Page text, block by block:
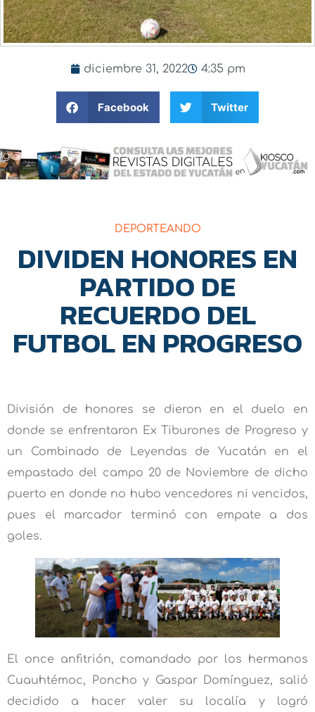
diciembre 31, 2022 4:35 pm
Facebook Twitter
DEPORTEANDO
DIVIDEN HONORES EN
PARTIDO DE
RECUERDO DEL
FUTBOL EN PROGRESO
División de honores se dieron en el duelo en
donde se enfrentaron Ex Tiburones de Progreso y
un Combinado de Leyendas de Yucatán en el
empastado del campo 20 de Noviembre de dicho
puerto en donde no hubo vencedores ni vencidos,
pues el marcador terminó con empate a dos
goles.
El once anfitrión, comandado por los hermanos
Cuauhtémoc, Poncho y Gaspar Domínguez, salió
decidido a hacer valer su localía y logró